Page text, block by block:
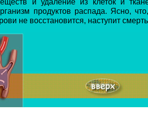
продуктов распада. Ясно,
не восстановится, наступит